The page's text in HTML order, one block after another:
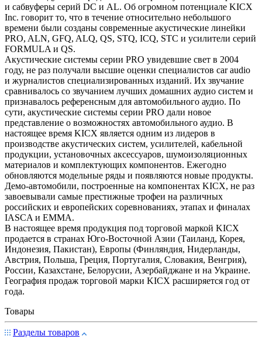
и сабвуферы серий DC и AL. Об огромном потенциале KICX
Inc. говорит то, что в течение относительно небольшого
времени были созданы современные акустические линейки
PRO, ALN, GFQ, ALQ, QS, STQ, ICQ, STC и усилители серий
FORMULA и QS.
Акустические системы серии PRO увидевшие свет в 2004
году, не раз получали высшие оценки специалистов car audio
и журналистов специализированных изданий. Их звучание
сравнивалось со звучанием лучших домашних аудио систем и
признавалось референсным для автомобильного аудио. По
сути, акустические системы серии PRO дали новое
представление о возможностях автомобильного аудио. В
настоящее время KICX является одним из лидеров в
производстве акустических систем, усилителей, кабельной
продукции, установочных аксессуаров, шумоизоляционных
материалов и комплектующих компонентов. Ежегодно
обновляются модельные ряды и появляются новые продукты.
Демо-автомобили, построенные на компонентах KICX, не раз
завоевывали самые престижные трофеи на различных
российских и европейских соревнованиях, этапах и финалах
IASCA и EMMA.
В настоящее время продукция под торговой маркой KICX
продается в странах Юго-Восточной Азии (Таиланд, Корея,
Индонезия, Пакистан), Европы (Финляндия, Нидерланды,
Австрия, Польша, Греция, Португалия, Словакия, Венгрия),
Poccии, Казахстане, Белорусии, Азербайджане и на Украине.
География продаж торговой марки KICX расширяется год от
года.
Товары
Разделы товаров